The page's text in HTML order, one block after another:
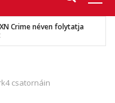
Crime néven folytatja
csatornáin